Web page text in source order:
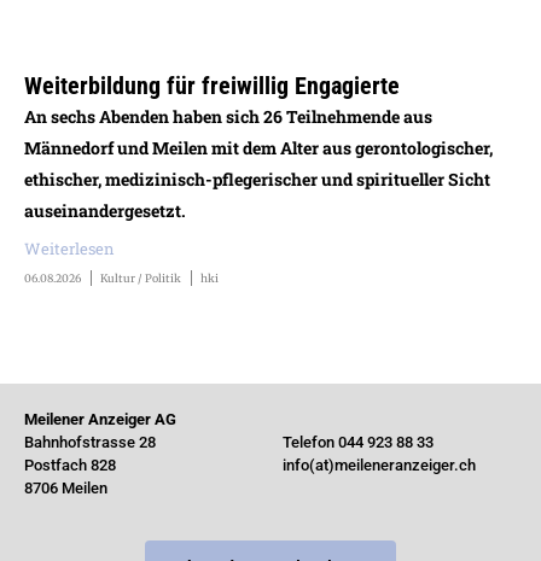
Weiterbildung für freiwillig Engagierte
An sechs Abenden haben sich 26 Teilnehmende aus
Männedorf und Meilen mit dem Alter aus gerontologischer,
ethischer, medizinisch-pflegerischer und spiritueller Sicht
auseinandergesetzt.
Weiterlesen
06.08.2026 Kultur / Politik hki
Meilener Anzeiger AG
Bahnhofstrasse 28
Postfach 828
8706 Meilen
Telefon 044 923 88 33
info(at)meileneranzeiger.ch